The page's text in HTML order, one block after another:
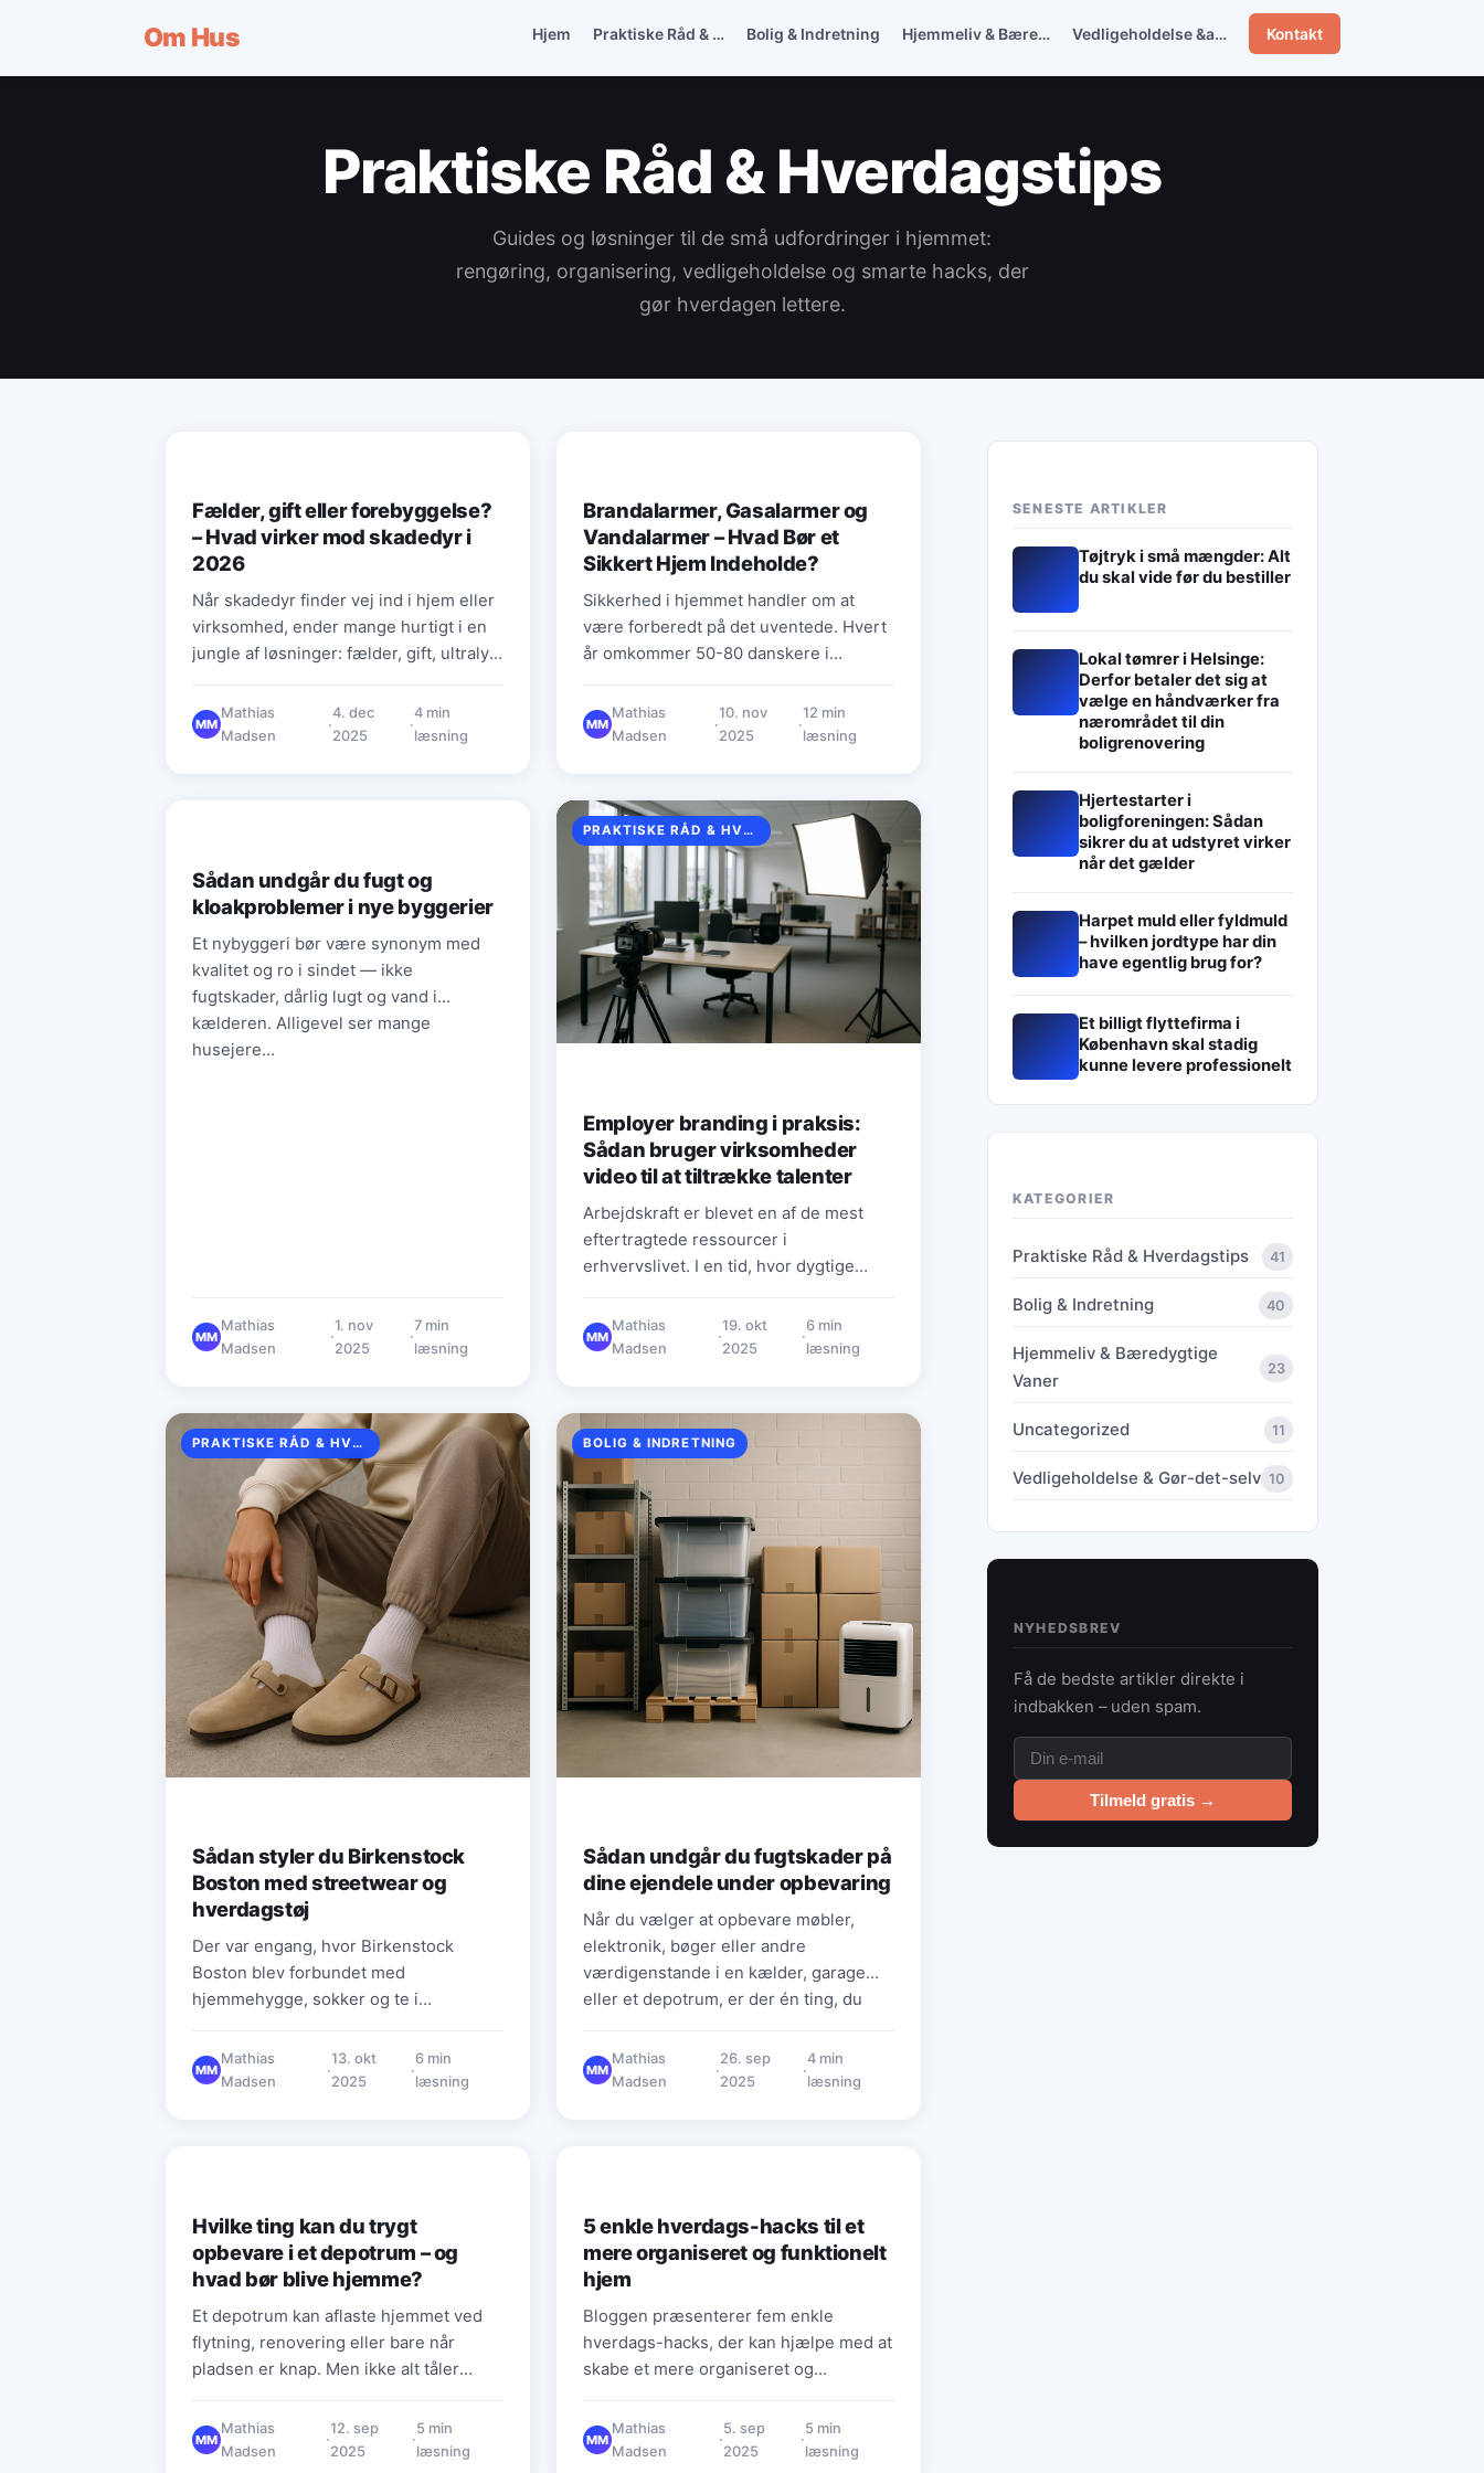
Om Hus Hjem Praktiske Råd & … Bolig & Indretning Hjemmeliv & Bære… Vedligeholdelse &amp… Kontakt
Praktiske Råd & Hverdagstips
Guides og løsninger til de små udfordringer i hjemmet:
rengøring, organisering, vedligeholdelse og smarte hacks, der
gør hverdagen lettere.
Fælder, gift eller forebyggelse?
– Hvad virker mod skadedyr i
2026
Når skadedyr finder vej ind i hjem eller
virksomhed, ender mange hurtigt i en
jungle af løsninger: fælder, gift, ultralyd,
MM
Mathias
Madsen
·
4. dec
2025
·
4 min
læsning
Brandalarmer, Gasalarmer og
Vandalarmer – Hvad Bør et
Sikkert Hjem Indeholde?
Sikkerhed i hjemmet handler om at
være forberedt på det uventede. Hvert
år omkommer 50-80 danskere i
oplever…
MM
Mathias
Madsen
·
10. nov
2025
·
12 min
læsning
Sådan undgår du fugt og
kloakproblemer i nye byggerier
Et nybyggeri bør være synonym med
kvalitet og ro i sindet — ikke
fugtskader, dårlig lugt og vand i
kælderen. Alligevel ser mange
husejere…
MM
Mathias
Madsen
·
1. nov
2025
·
7 min
læsning
PRAKTISKE RÅD & HVERDAGSTIPS
Employer branding i praksis:
Sådan bruger virksomheder
video til at tiltrække talenter
Arbejdskraft er blevet en af de mest
eftertragtede ressourcer i
erhvervslivet. I en tid, hvor dygtige
mellem jobtilbud, er…
MM
Mathias
Madsen
·
19. okt
2025
·
6 min
læsning
PRAKTISKE RÅD & HVERDAGSTIPS
Sådan styler du Birkenstock
Boston med streetwear og
hverdagstøj
Der var engang, hvor Birkenstock
Boston blev forbundet med
hjemmehygge, sokker og te i
i dag er…
MM
Mathias
Madsen
·
13. okt
2025
·
6 min
læsning
BOLIG & INDRETNING
Sådan undgår du fugtskader på
dine ejendele under opbevaring
Når du vælger at opbevare møbler,
elektronik, bøger eller andre
værdigenstande i en kælder, garage
eller et depotrum, er der én ting, du
MM
Mathias
Madsen
·
26. sep
2025
·
4 min
læsning
Hvilke ting kan du trygt
opbevare i et depotrum – og
hvad bør blive hjemme?
Et depotrum kan aflaste hjemmet ved
flytning, renovering eller bare når
pladsen er knap. Men ikke alt tåler
MM
Mathias
Madsen
·
12. sep
2025
·
5 min
læsning
5 enkle hverdags-hacks til et
mere organiseret og funktionelt
hjem
Bloggen præsenterer fem enkle
hverdags-hacks, der kan hjælpe med at
skabe et mere organiseret og
at et rodet hjem kan føre til kaos, men
at små ændringer kan gøre en stor
MM
Mathias
Madsen
·
5. sep
2025
·
5 min
læsning
SENESTE ARTIKLER
Tøjtryk i små mængder: Alt
du skal vide før du bestiller
Lokal tømrer i Helsinge:
Derfor betaler det sig at
vælge en håndværker fra
nærområdet til din
boligrenovering
Hjertestarter i
boligforeningen: Sådan
sikrer du at udstyret virker
når det gælder
Harpet muld eller fyldmuld
– hvilken jordtype har din
have egentlig brug for?
Et billigt flyttefirma i
København skal stadig
kunne levere professionelt
KATEGORIER
Praktiske Råd & Hverdagstips 41
Bolig & Indretning 40
Hjemmeliv & Bæredygtige
Vaner
23
Uncategorized 11
Vedligeholdelse & Gør-det-selv 10
NYHEDSBREV
Få de bedste artikler direkte i
indbakken – uden spam.
Tilmeld gratis →